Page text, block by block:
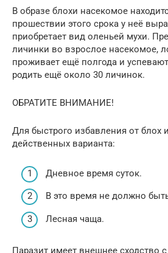
В образе блохи насекомое
прошествии этого срока у неё
приобретает вид оленьей мухи.
личинки во взрослое насекомое,
проживает ещё полгода и
родить ещё около 30 личинок.
ОБРАТИТЕ ВНИМАНИЕ!
Для быстрого избавления от блох
действенных варианта:
Дневное время суток.
В это время не должно
Лесная чаща.
Паразит имеет внешнее сходство